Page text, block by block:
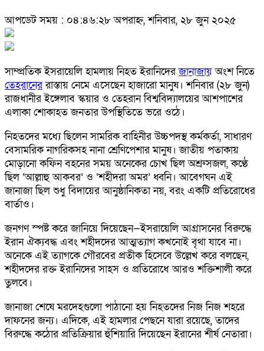
আপডেট সময় : ০৪:৪৬:২৮ অপরাহ্ন, শনিবার, ২৮ জুন ২০২৫
সাম্প্রতিক ইসরায়েলি হামলায় নিহত ইরানিদেরজানাজায়অংশ নিতে
তেহরানেররাস্তায় নেমে এসেছেন হাজারো মানুষ। শনিবার (২৮ জুন)
রাজধানীর ইঙ্গেলাব স্কয়ার ও তেহরান বিশ্ববিদ্যালয়ের আশপাশের
এলাকা শোকাহত জনতার উপস্থিতিতে ভরে ওঠে।
নিহতদের মধ্যে ছিলেন সামরিক বাহিনীর উচ্চপদস্থ কর্মকর্তা, সাধারণ
বেসামরিক নাগরিকসহ নানা শ্রেণিপেশার মানুষ। জাতীয় পতাকায়
মোড়ানো কফিন বহনের সময় অনেকের চোখ ছিল অশ্রুসজল, কণ্ঠে
ছিল ‘আল্লাহু আকবর’ ও ‘শহীদরা অমর’ ধ্বনি। আবেগঘন এই
জানাজা ছিল শুধু বিদায়ের আনুষ্ঠানিকতা নয়, বরং একটি প্রতিরোধের
বার্তাও।
জনগণ স্পষ্ট করে জানিয়ে দিয়েছেন—ইসরায়েলি আগ্রাসনের বিরুদ্ধে
ইরান ঐক্যবদ্ধ এবং শহীদদের আত্মত্যাগ কখনোই বৃথা যাবে না।
অনেকে এই ত্যাগকে গৌরবের প্রতীক হিসেবে উল্লেখ করে বলছেন,
শহীদদের রক্ত ইরানিদের সাহস ও প্রতিরোধে আরও শক্তিশালী করে
তুলবে।
জানাজা শেষে মরদেহগুলো পাঠানো হয় নিহতদের নিজ নিজ শহরে
দাফনের জন্য। এদিকে, এই হামলার পেছনে যারা রয়েছে, তাদের
বিরুদ্ধে কঠোর প্রতিক্রিয়ার হুঁশিয়ারি দিয়েছেন ইরানের শীর্ষ নেতারা।